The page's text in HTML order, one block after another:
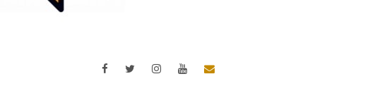
FacebookTwitterInstagramYouTubeEmail